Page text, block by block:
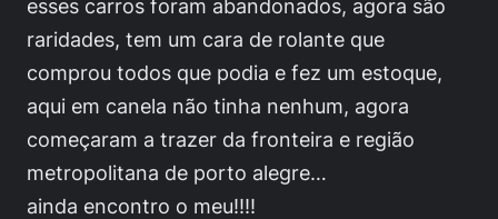
esses carros foram abandonados, agora são
raridades, tem um cara de rolante que
comprou todos que podia e fez um estoque,
aqui em canela não tinha nenhum, agora
começaram a trazer da fronteira e região
metropolitana de porto alegre…
ainda encontro o meu!!!!